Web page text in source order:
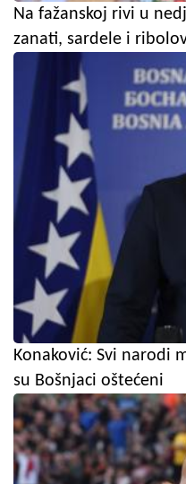
Na fažanskoj rivi u
zanati, sardele i
Konaković: Svi narodi
su Bošnjaci oštećeni